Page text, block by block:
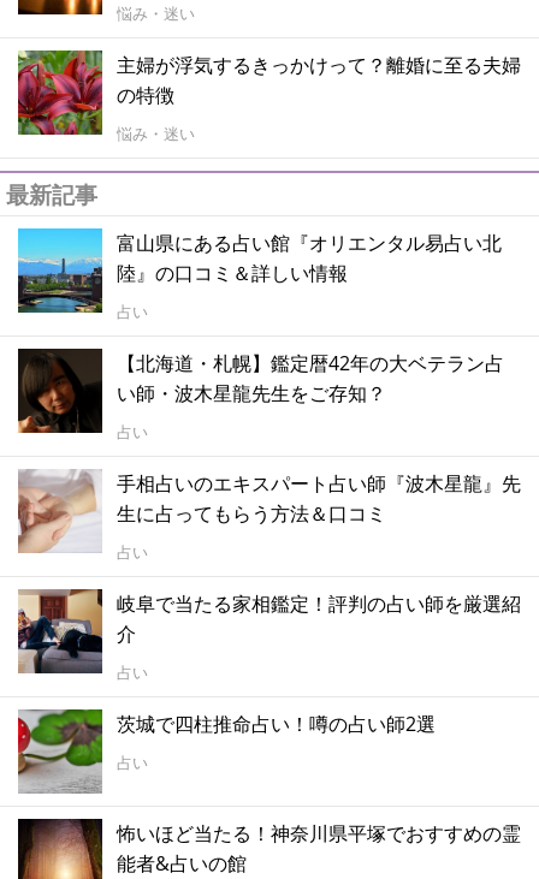
悩み・迷い
主婦が浮気するきっかけって？離婚に至る夫婦
の特徴
悩み・迷い
最新記事
富山県にある占い館『オリエンタル易占い北
陸』の口コミ＆詳しい情報
占い
【北海道・札幌】鑑定暦42年の大ベテラン占
い師・波木星龍先生をご存知？
占い
手相占いのエキスパート占い師『波木星龍』先
生に占ってもらう方法＆口コミ
占い
岐阜で当たる家相鑑定！評判の占い師を厳選紹
介
占い
茨城で四柱推命占い！噂の占い師2選
占い
怖いほど当たる！神奈川県平塚でおすすめの霊
能者&占いの館